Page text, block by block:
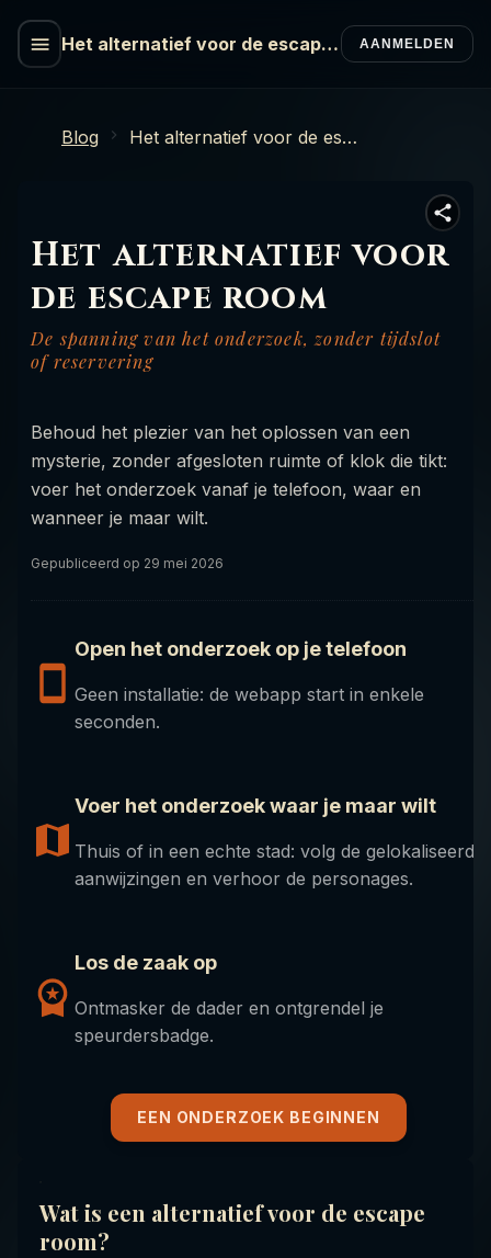
Het alternatief voor de escape
AANMELDEN
Blog Het alternatief voor de escape room
Het alternatief voor
de escape room
De spanning van het onderzoek, zonder tijdslot
of reservering
Behoud het plezier van het oplossen van een
mysterie, zonder afgesloten ruimte of klok die tikt:
voer het onderzoek vanaf je telefoon, waar en
wanneer je maar wilt.
Gepubliceerd op 29 mei 2026
Open het onderzoek op je telefoon
Geen installatie: de webapp start in enkele
seconden.
Voer het onderzoek waar je maar wilt
Thuis of in een echte stad: volg de gelokaliseerde
aanwijzingen en verhoor de personages.
Los de zaak op
Ontmasker de dader en ontgrendel je
speurdersbadge.
EEN ONDERZOEK BEGINNEN
Wat is een alternatief voor de escape
room?